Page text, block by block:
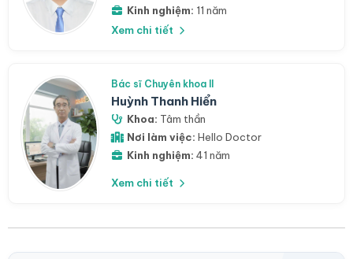
Kinh nghiệm: 11 năm
Xem chi tiết
Bác sĩ Chuyên khoa II
Huỳnh Thanh Hiển
Khoa: Tâm thần
Nơi làm việc: Hello Doctor
Kinh nghiệm: 41 năm
Xem chi tiết